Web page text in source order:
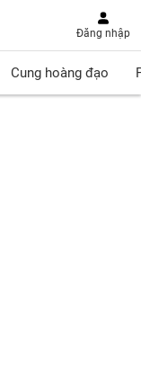
Đăng nhập
Cung hoàng đạo